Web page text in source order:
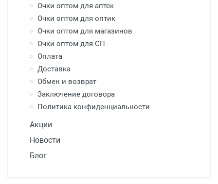
Очки оптом для аптек
Очки оптом для оптик
Очки оптом для магазинов
Очки оптом для СП
Оплата
Доставка
Обмен и возврат
Заключение договора
Политика конфиденциальности
Акции
Новости
Блог